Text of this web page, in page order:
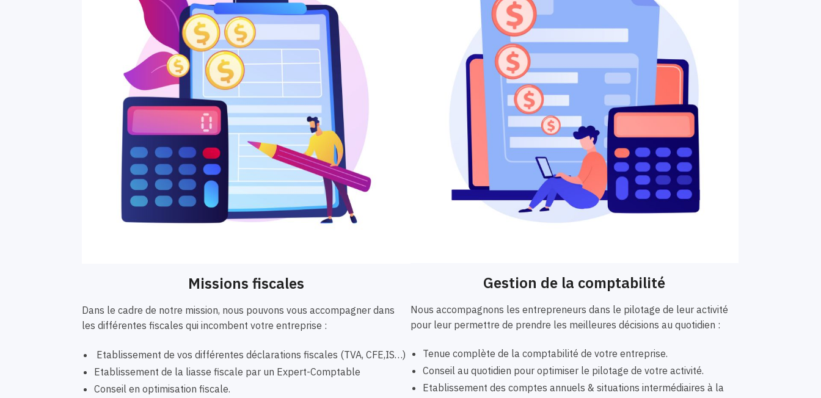
Missions fiscales
Dans le cadre de notre mission, nous pouvons vous accompagner dans
les différentes fiscales qui incombent votre entreprise :
Etablissement de vos différentes déclarations fiscales (TVA, CFE,IS…)
Etablissement de la liasse fiscale par un Expert-Comptable
Conseil en optimisation fiscale.
Gestion de la comptabilité
Nous accompagnons les entrepreneurs dans le pilotage de leur activité
pour leur permettre de prendre les meilleures décisions au quotidien :
Tenue complète de la comptabilité de votre entreprise.
Conseil au quotidien pour optimiser le pilotage de votre activité.
Etablissement des comptes annuels & situations intermédiaires à la